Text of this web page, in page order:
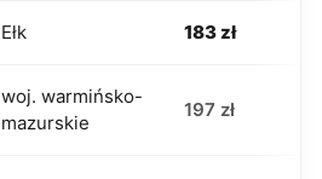
Ełk 183 zł
woj. warmińsko-
mazurskie
197 zł